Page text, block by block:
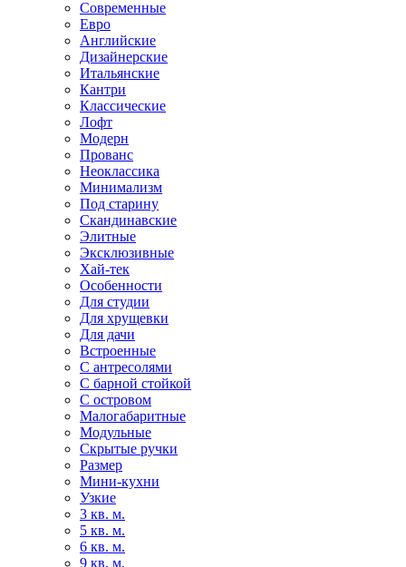
Современные
Евро
Английские
Дизайнерские
Итальянские
Кантри
Классические
Лофт
Модерн
Прованс
Неоклассика
Минимализм
Под старину
Скандинавские
Элитные
Эксклюзивные
Хай-тек
Особенности
Для студии
Для хрущевки
Для дачи
Встроенные
С антресолями
С барной стойкой
С островом
Малогабаритные
Модульные
Скрытые ручки
Размер
Мини-кухни
Узкие
3 кв. м.
5 кв. м.
6 кв. м.
9 кв. м.